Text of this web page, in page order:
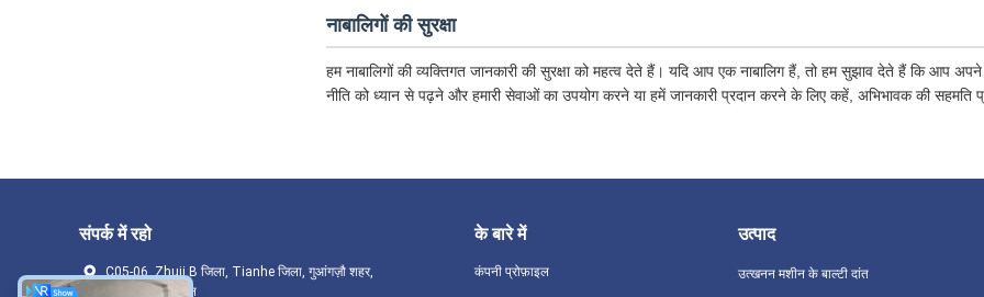
नाबालिगों की सुरक्षा
हम नाबालिगों की व्यक्तिगत जानकारी की सुरक्षा को महत्व देते हैं। यदि आप एक नाबालिग हैं, तो हम सुझाव देते हैं कि आप
नीति को ध्यान से पढ़ने और हमारी सेवाओं का उपयोग करने या हमें जानकारी प्रदान करने के लिए कहें, अभिभावक की सहमति
संपर्क में रहो
C05-06, Zhuji B जिला, Tianhe जिला, गुआंगज़ौ शहर,
गुआंग्डोंग प्रांत, चीन
के बारे में
कंपनी प्रोफ़ाइल
उत्पाद
उत्खनन मशीन के बाल्टी दांत